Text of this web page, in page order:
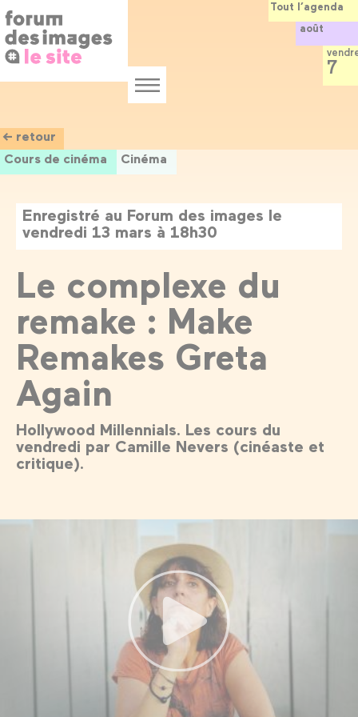
au
contenu
principal
Menu
← retour
Cours de cinéma
Cinéma
Enregistré au Forum des images le
vendredi 13 mars à 18h30
Le complexe du
remake : Make
Remakes Greta
Again
Hollywood Millennials. Les cours du
vendredi par Camille Nevers (cinéaste et
critique).
Tout l’agenda
août
7